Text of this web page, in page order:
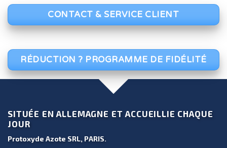
CONTACT & SERVICE CLIENT
RÉDUCTION ? PROGRAMME DE FIDÉLITÉ
SITUÉE EN ALLEMAGNE ET ACCUEILLIE CHAQUE
JOUR
Protoxyde Azote SRL, PARIS.